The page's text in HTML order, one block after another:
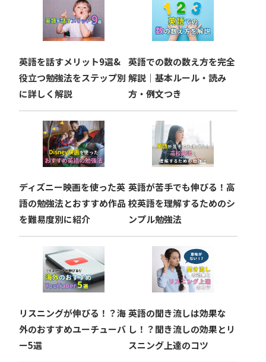
ョ
ン
英語を話すメリット9選&
役立つ勉強法をステップ別
に詳しく解説
英語での数の数え方を完全
解説｜基本ルール・読み
方・例文つき
ディズニー映画を使った英
語の勉強法とおすすめ作品
を難易度別に紹介
英語が苦手でも伸びる！高
校英語を理解するためのシ
ンプル勉強法
リスニングが伸びる！？海
外のおすすめユーチューバ
ー5選
英語の聞き流しは効果な
し！？聞き流しの効果とリ
スニング上達のコツ